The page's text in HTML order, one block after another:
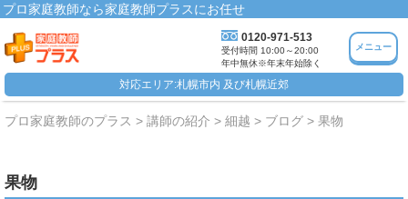
プロ家庭教師なら家庭教師プラスにお任せ
0120-971-513
受付時間 10:00～20:00
年中無休※年末年始除く
メニュー
対応エリア:札幌市内 及び札幌近郊
プロ家庭教師のプラス 講師の紹介 細越 ブログ 果物
果物